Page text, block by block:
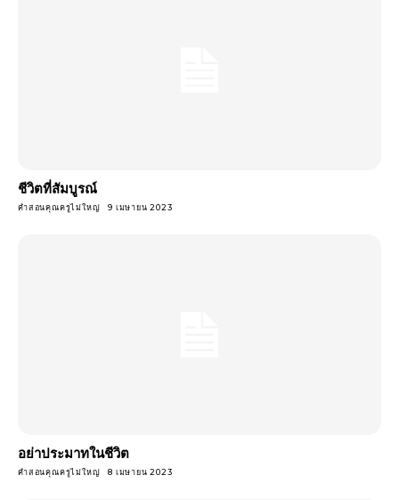
ชีวิตที่สัมบูรณ์
คำสอนคุณครูไม่ใหญ่ 9 เมษายน 2023
อย่าประมาทในชีวิต
คำสอนคุณครูไม่ใหญ่ 8 เมษายน 2023